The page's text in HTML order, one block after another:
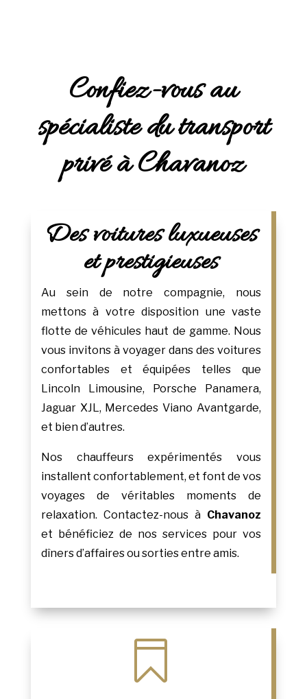
Confiez-vous au
spécialiste du transport
privé à Chavanoz
Des voitures luxueuses
et prestigieuses
Au sein de notre compagnie, nous
mettons à votre disposition une vaste
flotte de véhicules haut de gamme. Nous
vous invitons à voyager dans des voitures
confortables et équipées telles que
Lincoln Limousine, Porsche Panamera,
Jaguar XJL, Mercedes Viano Avantgarde,
et bien d’autres.
Nos chauffeurs expérimentés vous
installent confortablement, et font de vos
voyages de véritables moments de
relaxation. Contactez-nous à Chavanoz
et bénéficiez de nos services pour vos
dîners d’affaires ou sorties entre amis.
